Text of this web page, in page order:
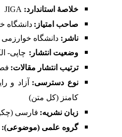
خلاصۀ استاندارد: JIGA
صاحب امتیاز: دانشگاه
ناشر: دانشگاه خوارزمی
وضعیت انتشار: چاپی-
ترتیب انتشار مقالات:
نوع دسترسی:
آزاد و
کامنز (کل متن)
زبان نشریه: فارسی
گروه علمی (موضوعی):